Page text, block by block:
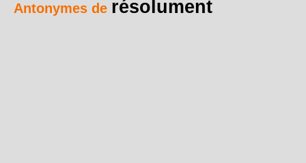
Antonymes de résolument